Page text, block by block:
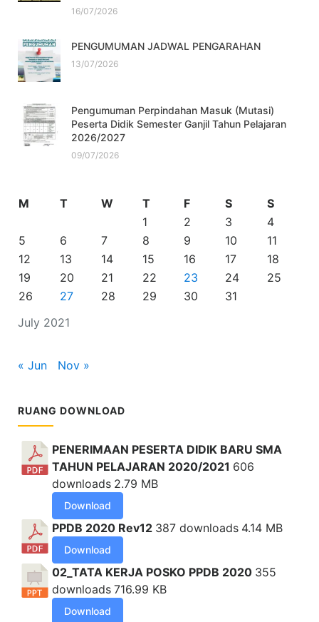
16/07/2026
PENGUMUMAN JADWAL PENGARAHAN
13/07/2026
Pengumuman Perpindahan Masuk (Mutasi)
Peserta Didik Semester Ganjil Tahun Pelajaran
2026/2027
09/07/2026
July 2021
M T W T F S
S
1
2 3
4
5
6 7 8 9 10
11
12
13 14 15 16 17
18
19
20 21 22 23 24
25
26
27 28 29 30 31
« Jun Nov »
RUANG DOWNLOAD
PENERIMAAN PESERTA DIDIK BARU SMA
TAHUN PELAJARAN 2020/2021 606
downloads 2.79 MB
Download
PPDB 2020 Rev12 387 downloads 4.14 MB
Download
02_TATA KERJA POSKO PPDB 2020 355
downloads 716.99 KB
Download